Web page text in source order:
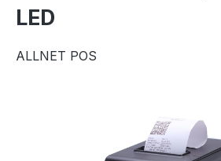
LED
ALLNET POS